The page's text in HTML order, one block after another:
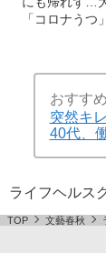
「コロナうつ
おすす
突然キ
40代、
ライフヘルス
TOP 文藝春秋